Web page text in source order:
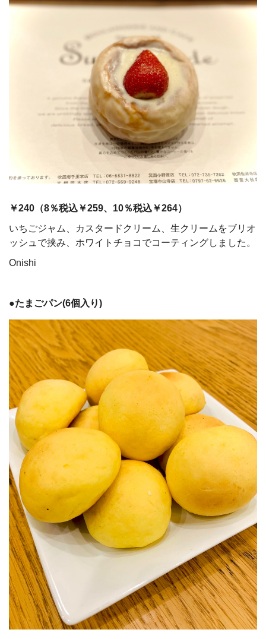
￥240（8％税込￥259、 10％税込￥264）
いちごジャム、カスタードクリーム、生クリームをブリオ
ッシュで挟み、ホワイトチョコでコーティングしました。
Onishi
●たまごパン(6個入り)